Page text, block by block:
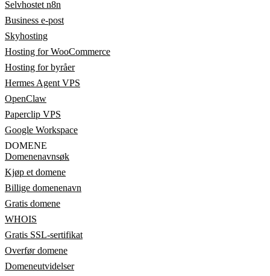
Selvhostet n8n
Business e-post
Skyhosting
Hosting for WooCommerce
Hosting for byråer
Hermes Agent VPS
OpenClaw
Paperclip VPS
Google Workspace
DOMENE
Domenenavnsøk
Kjøp et domene
Billige domenenavn
Gratis domene
WHOIS
Gratis SSL-sertifikat
Overfør domene
Domeneutvidelser